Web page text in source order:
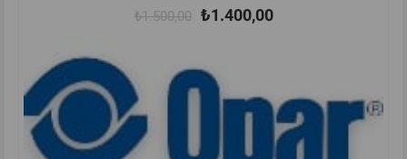
/ 51804747
₺1.400,00
₺1.500,00